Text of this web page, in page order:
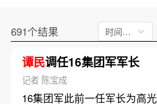
691个结果 时间不限
谭民调任16集团军军长
记者 陈宝成
16集团军此前一任军长为高光